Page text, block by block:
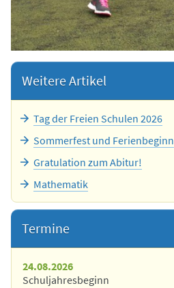
Weitere Artikel
Tag der Freien Schulen 2026
Sommerfest und Ferienbeginn
Gratulation zum Abitur!
Mathematik
Termine
24.08.2026
Schuljahresbeginn